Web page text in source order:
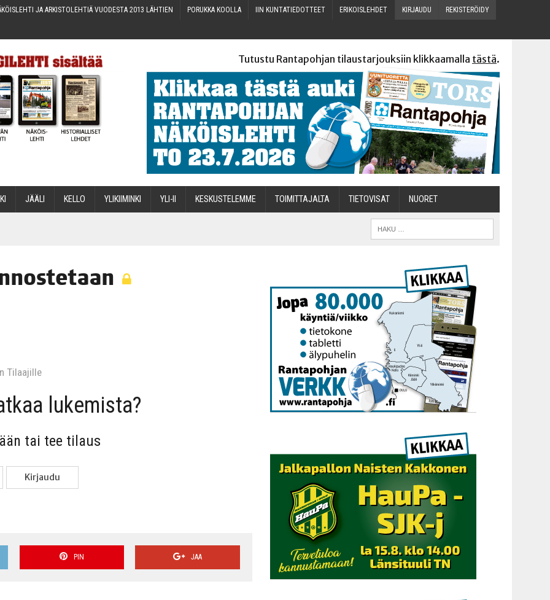
JA ARKIS­TO­LEH­TIÄ VUO­DES­TA 2013 LÄHTIEN PORUK­KA KOOLLA IIN KUN­TA­TIE­DOT­TEET ERI­KOIS­LEH­DET KIR­JAU­DU REKIS­TE­RÖI­DY
Tutustu Rantapohjan tilaustarjouksiin klikkaamalla tästä.
JÄÄ­LI KEL­LO YLI­KII­MIN­KI YLI-II KES­KUS­TE­LEM­ME TOI­MIT­TA­JAL­TA TIETOVISAT NUO­RET
Tilaa­jil­le
lukemista?
tai tee tilaus
Kir­jau­du
PIN JAA